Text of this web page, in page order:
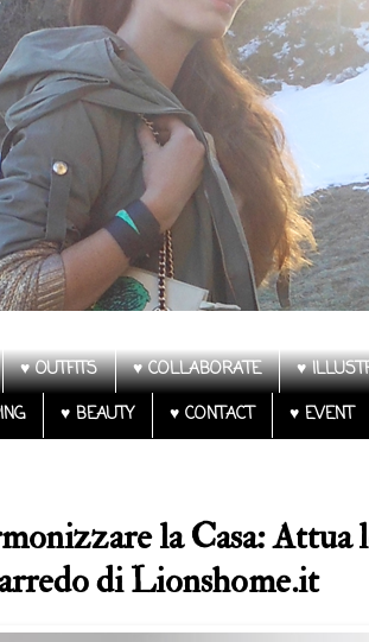
♥ OUTFITS ♥ COLLABORATE ♥
♥ BEAUTY ♥ CONTACT ♥ EVENT
la Casa: Attua
di Lionshome.it